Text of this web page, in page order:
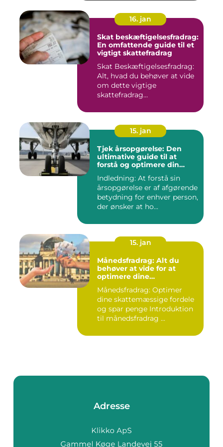
16. jan
Skat beskæftigelsesfradrag:
En omfattende guide til et
vigtigt skattefradrag
Skat Beskæftigelsesfradrag:
Alt, hvad du behøver at vide
om dette vigtige
skattefradrag
15. jan
Tjek årsopgørelse: Den
ultimative guide til at
forstå og optimere din
Indledning: At forstå sin
årsopgørelse er af afgørende
betydning for enhver person,
der ønsker at ho...
15. jan
Månedsfradrag: Alt du
behøver at vide for at
optimere dine
Månedsfradrag: Optimer
dine skattemæssige fordele
og spar penge Introduktion
til månedsfradrag ...
Adresse